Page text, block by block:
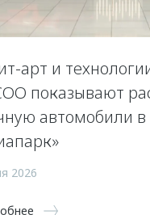
арт и
показывают
автомобили
2026